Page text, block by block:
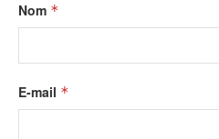
Nom *
E-mail *